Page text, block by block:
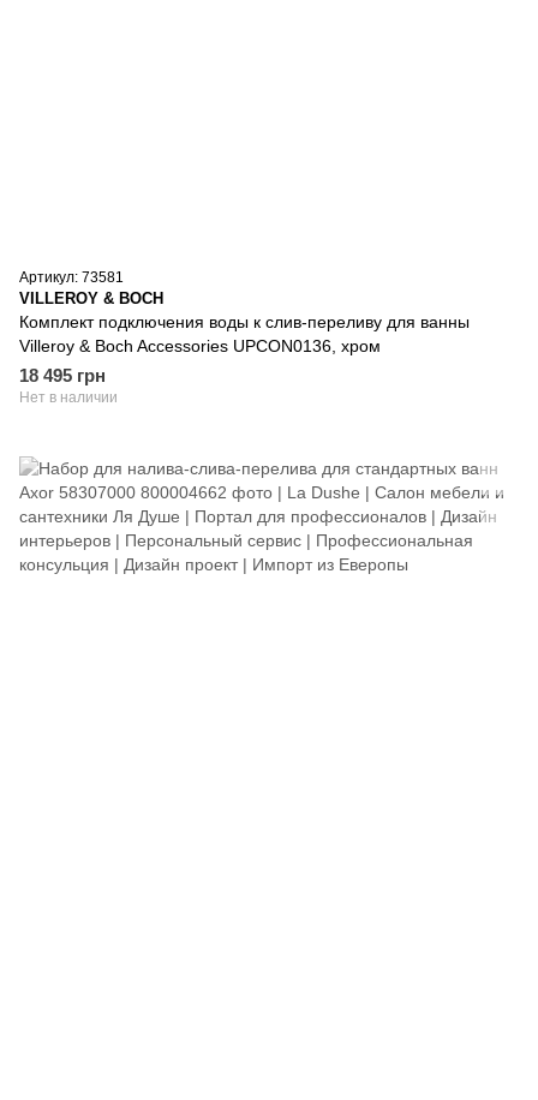
Артикул: 73581
VILLEROY & BOCH
Комплект подключения воды к слив-переливу для ванны
Villeroy & Boch Accessories UPCON0136, хром
18 495 грн
Нет в наличии